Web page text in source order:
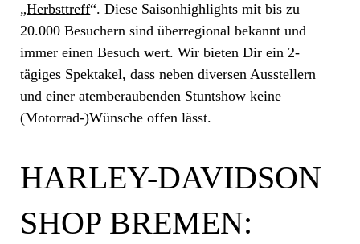
„Herbsttreff“. Diese Saisonhighlights mit bis zu
20.000 Besuchern sind überregional bekannt und
immer einen Besuch wert. Wir bieten Dir ein 2-
tägiges Spektakel, dass neben diversen Ausstellern
und einer atemberaubenden Stuntshow keine
(Motorrad-)Wünsche offen lässt.
HARLEY-DAVIDSON
SHOP BREMEN: